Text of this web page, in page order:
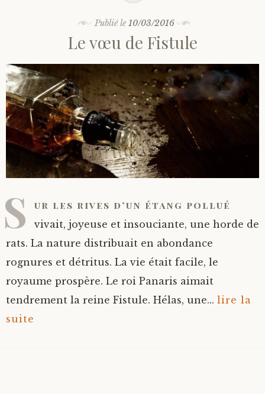
Publié le 10/03/2016
Le vœu de Fistule
S ur les rives d’un étang pollué
vivait, joyeuse et insouciante, une horde de
rats. La nature distribuait en abondance
rognures et détritus. La vie était facile, le
royaume prospère. Le roi Panaris aimait
tendrement la reine Fistule. Hélas, une... lire la
suite